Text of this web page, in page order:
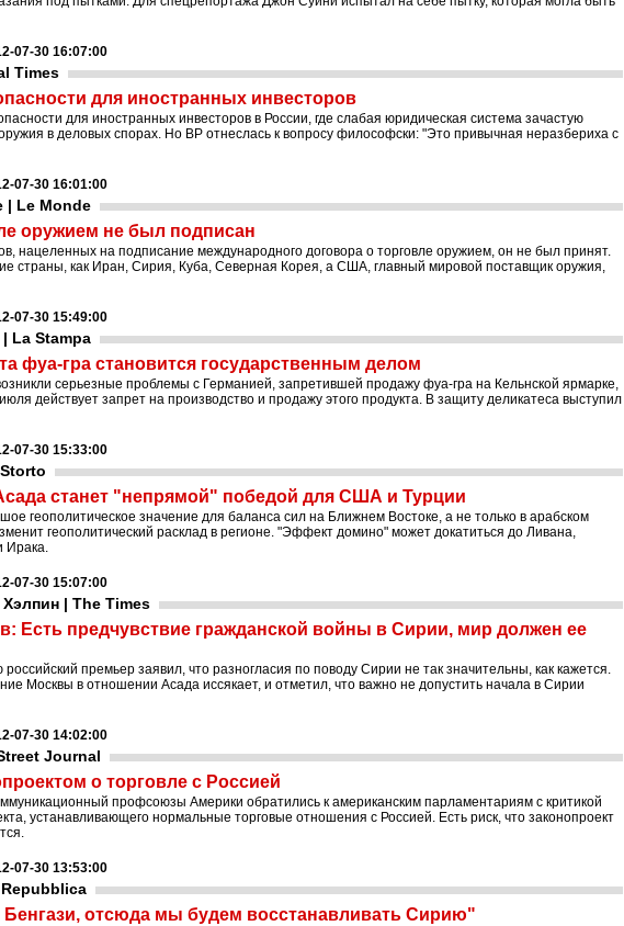
07-30 16:07:00
Times
для иностранных инвесторов
для иностранных инвесторов в России, где слабая юридическая система зачастую
в деловых спорах. Но BP отнеслась к вопросу философски: "Это привычная неразбериха с
07-30 16:01:00
| Le Monde
оружием не был подписан
нацеленных на подписание международного договора о торговле оружием, он не был принят.
страны, как Иран, Сирия, Куба, Северная Корея, а США, главный мировой поставщик оружия,
07-30 15:49:00
La Stampa
фуа-гра становится государственным делом
серьезные проблемы с Германией, запретившей продажу фуа-гра на Кельнской ярмарке,
действует запрет на производство и продажу этого продукта. В защиту деликатеса выступил
07-30 15:33:00
станет "непрямой" победой для США и Турции
геополитическое значение для баланса сил на Ближнем Востоке, а не только в арабском
геополитический расклад в регионе. "Эффект домино" может докатиться до Ливана,
Ирака.
07-30 15:07:00
| The Times
Есть предчувствие гражданской войны в Сирии, мир должен ее
российский премьер заявил, что разногласия по поводу Сирии не так значительны, как кажется.
Москвы в отношении Асада иссякает, и отметил, что важно не допустить начала в Сирии
07-30 14:02:00
Journal
о торговле с Россией
профсоюзы Америки обратились к американским парламентариям с критикой
устанавливающего нормальные торговые отношения с Россией. Есть риск, что законопроект
07-30 13:53:00
отсюда мы будем восстанавливать Сирию"